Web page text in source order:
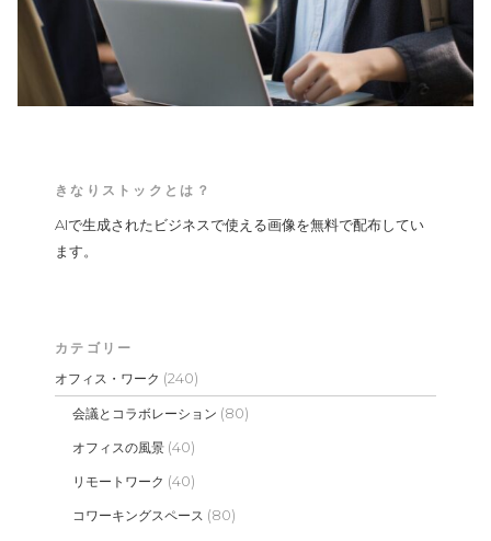
きなりストックとは？
AIで生成されたビジネスで使える画像を無料で配布してい
ます。
カテゴリー
オフィス・ワーク (240)
会議とコラボレーション (80)
オフィスの風景 (40)
リモートワーク (40)
コワーキングスペース (80)